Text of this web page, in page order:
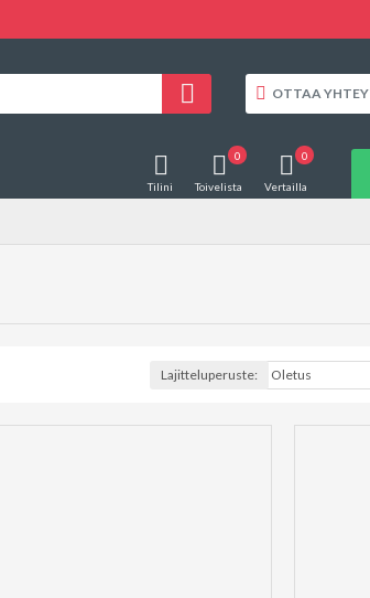
OTTAA
Tilini Toivelista
0
Vertailla
0
Lajitteluperuste: